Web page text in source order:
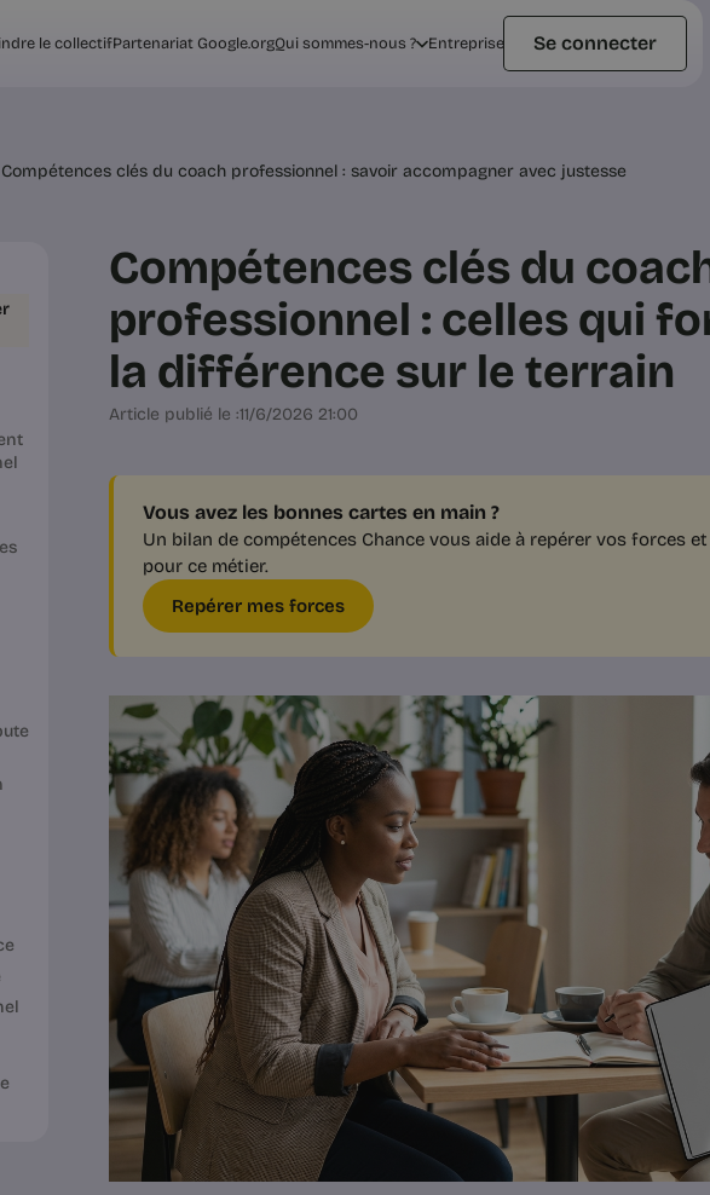
le collectifPartenariat Google.orgQui sommes-nous ? Entreprise Se connecter
Compétences clés du coach professionnel : savoir accompagner avec justesse
Compétences clés du
professionnel : celles qui
la différence sur le terrain
Article publié le :11/6/2026 21:00
Vous avez les bonnes cartes en main ?
Un bilan de compétences Chance vous aide à repérer vos forces
pour ce métier.
Repérer mes forces